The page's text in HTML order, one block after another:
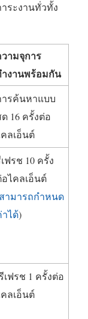
ระงานทั่วทั้ง
ามจุการ
งานพร้อมกัน
ารค้นหาแบบ
16 ครั้งต่อ
ลเอ็นต์
ฟรช 10 ครั้ง
ไคลเอ็นต์
สามารถกำหนด
ได้)
เฟรช 1 ครั้งต่อ
ลเอ็นต์